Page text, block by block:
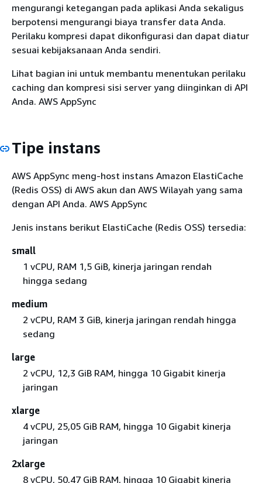
mengurangi ketegangan pada aplikasi Anda sekaligus
berpotensi mengurangi biaya transfer data Anda.
Perilaku kompresi dapat dikonfigurasi dan dapat diatur
sesuai kebijaksanaan Anda sendiri.
Lihat bagian ini untuk membantu menentukan perilaku
caching dan kompresi sisi server yang diinginkan di API
Anda. AWS AppSync
Tipe instans
AWS AppSync meng-host instans Amazon ElastiCache
(Redis OSS) di AWS akun dan AWS Wilayah yang sama
dengan API Anda. AWS AppSync
Jenis instans berikut ElastiCache (Redis OSS) tersedia:
small
1 vCPU, RAM 1,5 GiB, kinerja jaringan rendah
hingga sedang
medium
2 vCPU, RAM 3 GiB, kinerja jaringan rendah hingga
sedang
large
2 vCPU, 12,3 GiB RAM, hingga 10 Gigabit kinerja
jaringan
xlarge
4 vCPU, 25,05 GiB RAM, hingga 10 Gigabit kinerja
jaringan
2xlarge
8 vCPU, 50,47 GiB RAM, hingga 10 Gigabit kinerja